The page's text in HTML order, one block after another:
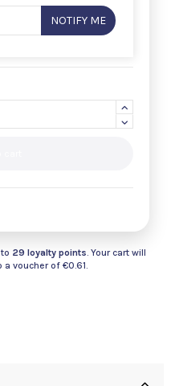
NOTIFY ME
29 loyalty points. Your cart will
a voucher of €0.61.